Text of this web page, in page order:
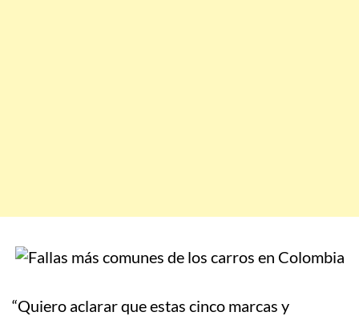
“Quiero aclarar que estas cinco marcas y